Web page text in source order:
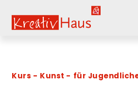
springe zum HauptinhaltKreativ-
Kurs Kunst für